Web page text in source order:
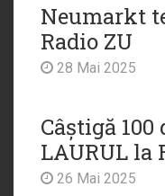
Neumarkt
Radio ZU
28 Mai 2025
Câștigă
LAURUL la
26 Mai 2025